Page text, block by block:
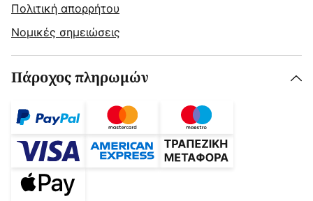
Πολιτική απορρήτου
Νομικές σημειώσεις
Πάροχος πληρωμών